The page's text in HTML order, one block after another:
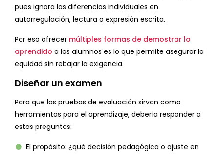
pues ignora las diferencias individuales en
autorregulación, lectura o expresión escrita.
Por eso ofrecer múltiples formas de demostrar lo
aprendido a los alumnos es lo que permite asegurar la
equidad sin rebajar la exigencia.
Diseñar un examen
Para que las pruebas de evaluación sirvan como
herramientas para el aprendizaje, debería responder a
estas preguntas:
El propósito: ¿qué decisión pedagógica o ajuste en